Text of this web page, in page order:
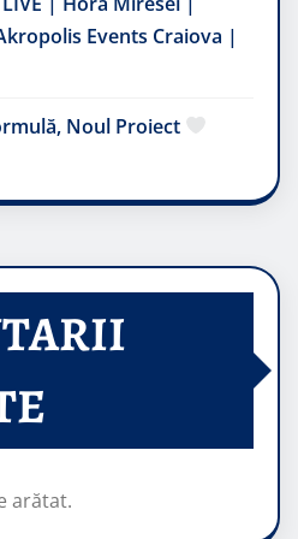
Events Craiova |
Noul Proiect
arătat.